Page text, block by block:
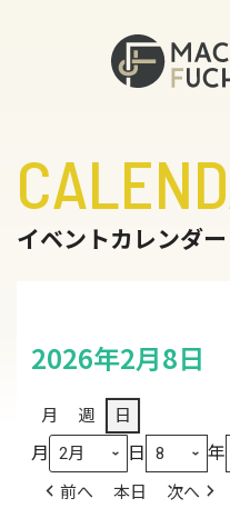
イベントカレンダー
2026年2月8日
月 週 日
月 日 年
前へ 本日 次へ